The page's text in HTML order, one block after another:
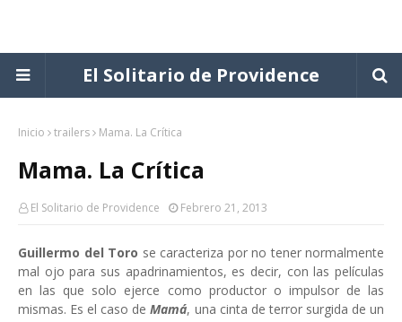
El Solitario de Providence
Inicio trailers Mama. La Crítica
Mama. La Crítica
El Solitario de Providence Febrero 21, 2013
Guillermo del Toro se caracteriza por no tener normalmente
mal ojo para sus apadrinamientos, es decir, con las películas
en las que solo ejerce como productor o impulsor de las
mismas. Es el caso deMamá, una cinta de terror surgida de un